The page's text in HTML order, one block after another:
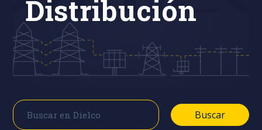
Buscar
Distribución
Buscar
Buscar